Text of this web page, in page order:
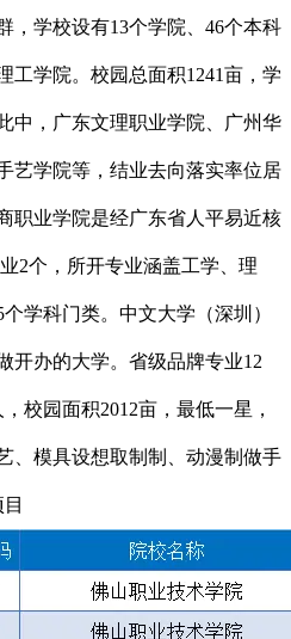
，学校设有13个学院、46个本科
工学院。校园总面积1241亩，学
中，广东文理职业学院、广州华
艺学院等，结业去向落实率位居
职业学院是经广东省人平易近核
2个，所开专业涵盖工学、理
学科门类。中文大学（深圳）
开办的大学。省级品牌专业12
校园面积2012亩，最低一星，
、模具设想取制制、动漫制做手